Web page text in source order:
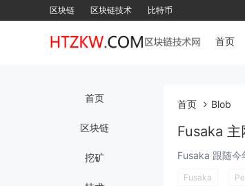
区块链 区块链技术 比特币
首页
首页
区块链
挖矿
首页 Blob
Fusaka 主
Fusaka